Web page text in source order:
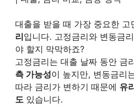
대출을 받을 때 가장 중요한 고
리 입니다. 고정금리와 변동금
야 할지 막막하죠?
고정금리는 대출 날짜 동안 금
측 가능성이 높지만, 변동금리
따라 금리가 변하기 때문에 유
도 있습니다.